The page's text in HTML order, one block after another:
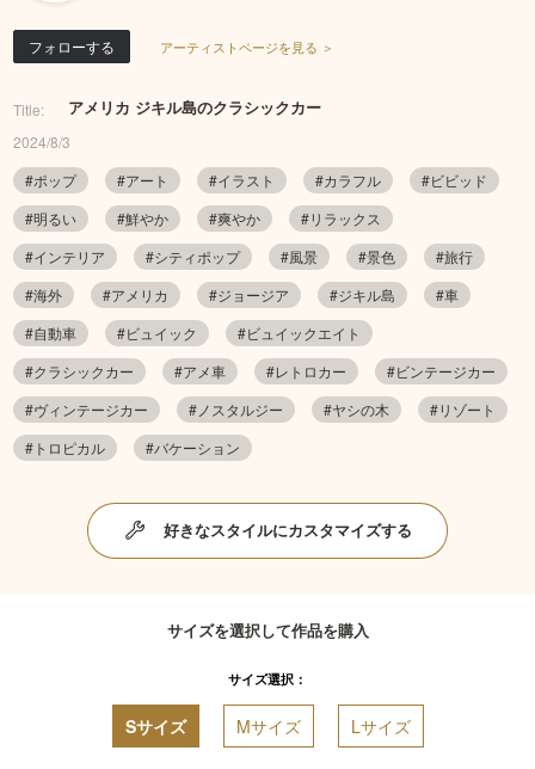
フォローする アーティストページを見る ＞
Title: アメリカ ジキル島のクラシックカー
2024/8/3
#ポップ
#アート #イラスト #カラフル
#ビビッド
#明るい
#鮮やか #爽やか
#リラックス
#インテリア
#シティポップ #風景 #景色
#旅行
#海外
#アメリカ #ジョージア #ジキル島
#車
#自動車
#ビュイック
#ビュイックエイト
#クラシックカー
#アメ車 #レトロカー
#ビンテージカー
#ヴィンテージカー
#ノスタルジー #ヤシの木
#リゾート
#トロピカル
#バケーション
好きなスタイルにカスタマイズする
サイズを選択して作品を購入
サイズ選択：
Sサイズ Mサイズ Lサイズ